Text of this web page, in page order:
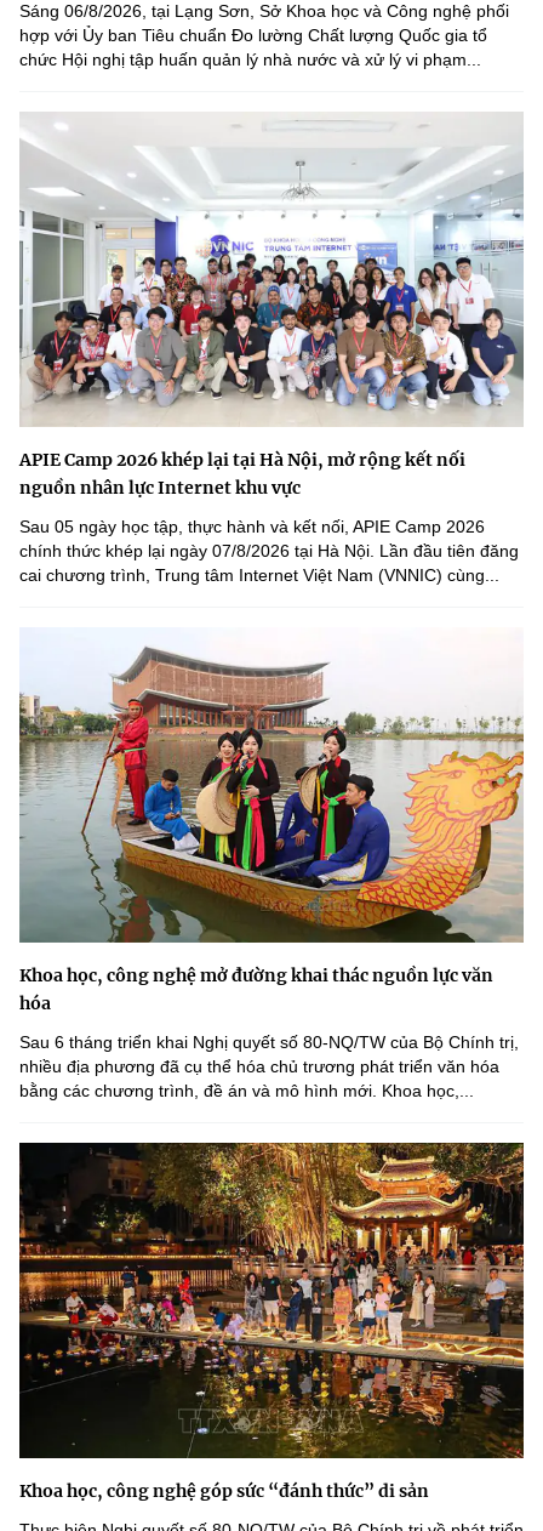
Sáng 06/8/2026, tại Lạng Sơn, Sở Khoa học và Công nghệ phối
hợp với Ủy ban Tiêu chuẩn Đo lường Chất lượng Quốc gia tổ
chức Hội nghị tập huấn quản lý nhà nước và xử lý vi phạm...
APIE Camp 2026 khép lại tại Hà Nội, mở rộng kết nối
nguồn nhân lực Internet khu vực
Sau 05 ngày học tập, thực hành và kết nối, APIE Camp 2026
chính thức khép lại ngày 07/8/2026 tại Hà Nội. Lần đầu tiên đăng
cai chương trình, Trung tâm Internet Việt Nam (VNNIC) cùng...
Khoa học, công nghệ mở đường khai thác nguồn lực văn
hóa
Sau 6 tháng triển khai Nghị quyết số 80-NQ/TW của Bộ Chính trị,
nhiều địa phương đã cụ thể hóa chủ trương phát triển văn hóa
bằng các chương trình, đề án và mô hình mới. Khoa học,...
Khoa học, công nghệ góp sức “đánh thức” di sản